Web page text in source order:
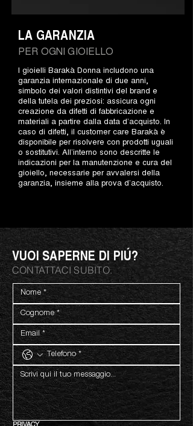
PER OGNI GIOIELLO
LA GARANZIA
I gioielli Barakà Donna includono una
garanzia internazionale di due anni,
simbolo dei valori distintivi del brand e
della tutela dei preziosi: assicura ogni
creazione da difetti di fabbricazione e
materiali a partire dalla data d’acquisto. In
caso di difetti, il customer care Barakà è
disponibile per risolvere con prodotti uguali
o sostitutivi. All’interno sono descritte le
indicazioni per la manutenzione e cura del
gioiello, necessarie per avvalersi della
garanzia, insieme alla prova d’acquisto.
VUOI SAPERNE DI PIÚ?
CONTATTACI SUBITO.